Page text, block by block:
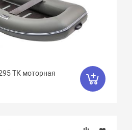
мотора, л.с.
ТК моторная